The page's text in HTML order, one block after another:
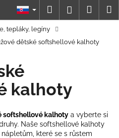
Hľadať
tepláky, legíny
dětské softshellové kalhoty
kalhoty
softshellové kalhoty a vyberte si
Naše softshellové kalhoty
které se s růstem